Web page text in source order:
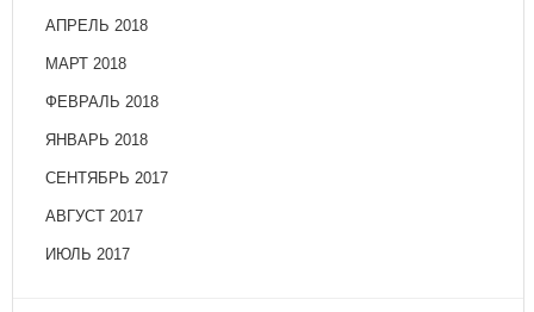
АПРЕЛЬ 2018
МАРТ 2018
ФЕВРАЛЬ 2018
ЯНВАРЬ 2018
СЕНТЯБРЬ 2017
АВГУСТ 2017
ИЮЛЬ 2017